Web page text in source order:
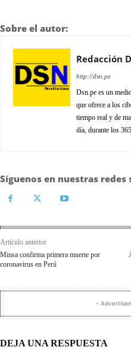
Sobre el autor:
Redacción
http://dsn.pe
Dsn.pe es un
que ofrece a los
tiempo real y de
día, durante los
Síguenos en nuestras redes
Artículo anterior
Minsa confirma primera muerte por
coronavirus en Perú
-
DEJA UNA RESPUESTA